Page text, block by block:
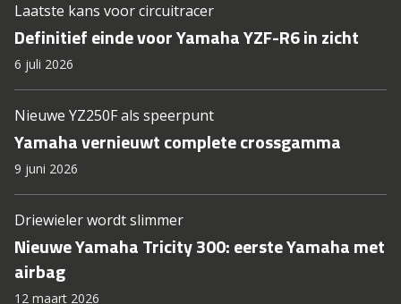
Laatste kans voor circuitracer
Definitief einde voor Yamaha YZF-R6 in zicht
6 juli 2026
Nieuwe YZ250F als speerpunt
Yamaha vernieuwt complete crossgamma
9 juni 2026
Driewieler wordt slimmer
Nieuwe Yamaha Tricity 300: eerste Yamaha met
airbag
12 maart 2026